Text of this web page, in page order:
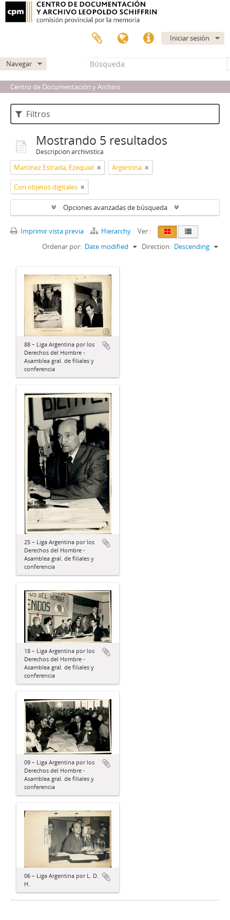
Iniciar sesión
Navegar
Centro de Documentación y Archivo
Filtros
Mostrando 5 resultados
Descripción archivística
Martínez Estrada, Ezequiel Argentina
Con objetos digitales
Opciones avanzadas de búsqueda
Imprimir vista previa Hierarchy
Ver :
Ordenar por: Date modified Direction: Descending
88 – Liga Argentina por los
Derechos del Hombre -
Asamblea gral. de filiales y
conferencia
25 – Liga Argentina por los
Derechos del Hombre -
Asamblea gral. de filiales y
conferencia
18 – Liga Argentina por los
Derechos del Hombre -
Asamblea gral. de filiales y
conferencia
09 – Liga Argentina por los
Derechos del Hombre -
Asamblea gral. de filiales y
conferencia
06 – Liga Argentina por L. D.
H.